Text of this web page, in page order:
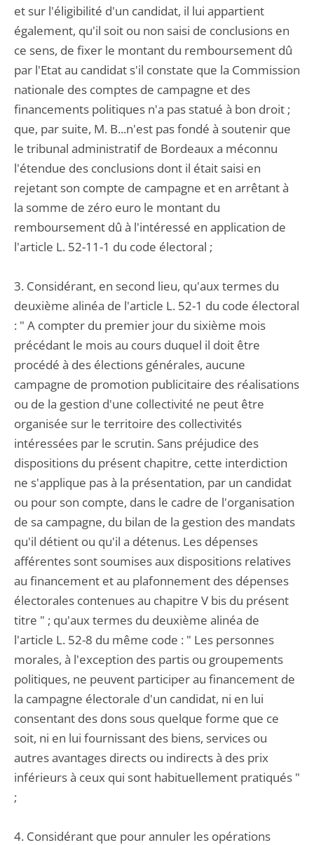
et sur l'éligibilité d'un candidat, il lui appartient
également, qu'il soit ou non saisi de conclusions en
ce sens, de fixer le montant du remboursement dû
par l'Etat au candidat s'il constate que la Commission
nationale des comptes de campagne et des
financements politiques n'a pas statué à bon droit ;
que, par suite, M. B...n'est pas fondé à soutenir que
le tribunal administratif de Bordeaux a méconnu
l'étendue des conclusions dont il était saisi en
rejetant son compte de campagne et en arrêtant à
la somme de zéro euro le montant du
remboursement dû à l'intéressé en application de
l'article L. 52-11-1 du code électoral ;
3. Considérant, en second lieu, qu'aux termes du
deuxième alinéa de l'article L. 52-1 du code électoral
: " A compter du premier jour du sixième mois
précédant le mois au cours duquel il doit être
procédé à des élections générales, aucune
campagne de promotion publicitaire des réalisations
ou de la gestion d'une collectivité ne peut être
organisée sur le territoire des collectivités
intéressées par le scrutin. Sans préjudice des
dispositions du présent chapitre, cette interdiction
ne s'applique pas à la présentation, par un candidat
ou pour son compte, dans le cadre de l'organisation
de sa campagne, du bilan de la gestion des mandats
qu'il détient ou qu'il a détenus. Les dépenses
afférentes sont soumises aux dispositions relatives
au financement et au plafonnement des dépenses
électorales contenues au chapitre V bis du présent
titre " ; qu'aux termes du deuxième alinéa de
l'article L. 52-8 du même code : " Les personnes
morales, à l'exception des partis ou groupements
politiques, ne peuvent participer au financement de
la campagne électorale d'un candidat, ni en lui
consentant des dons sous quelque forme que ce
soit, ni en lui fournissant des biens, services ou
autres avantages directs ou indirects à des prix
inférieurs à ceux qui sont habituellement pratiqués "
;
4. Considérant que pour annuler les opérations